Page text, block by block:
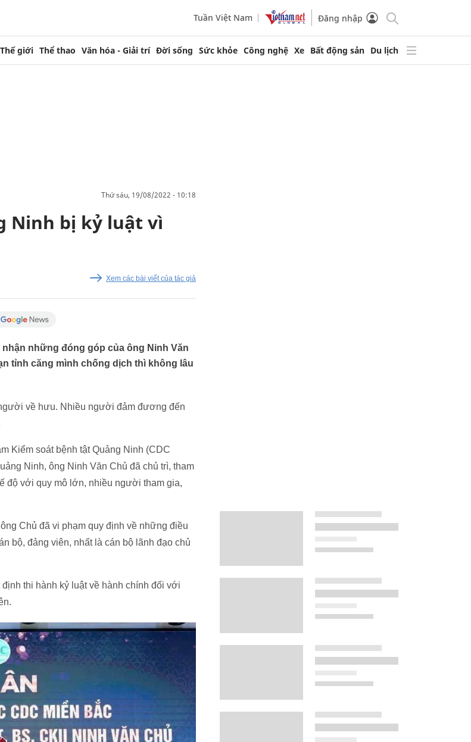
Tuần Việt Nam Đăng nhập
Thế giới Thể thao Văn hóa - Giải trí Đời sống Sức khỏe Công nghệ Xe Bất động sản Du lịch
thứ sáu, 19/08/2022 - 10:18
Ninh bị kỷ luật vì
Xem các bài viết của tác giả
những đóng góp của ông Ninh Văn
tỉnh căng mình chống dịch thì không lâu
về hưu. Nhiều người đảm đương đến
Kiểm soát bệnh tật Quảng Ninh (CDC
Ninh, ông Ninh Văn Chủ đã chủ trì, tham
độ với quy mô lớn, nhiều người tham gia,
Chủ đã vi phạm quy định về những điều
bộ, đảng viên, nhất là cán bộ lãnh đạo chủ
thi hành kỷ luật về hành chính đối với